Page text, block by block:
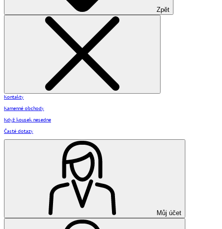
Zpět
Kontakty
Kamenné obchody
Když kousek nesedne
Časté dotazy
Můj účet